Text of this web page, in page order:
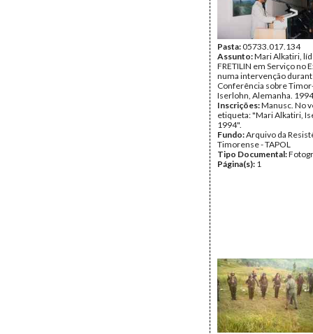
Pasta:05733.017.134
Assunto:Mari Alkatiri,
FRETILIN em Serviço no
numa intervenção
Conferência sobre
Iserlohn, Alemanha. 1994
Inscrições:Manusc. No
etiqueta: "Mari Alkatiri,
1994".
Fundo:Arquivo da
Timorense - TAPOL
Tipo Documental:
Página(s): 1